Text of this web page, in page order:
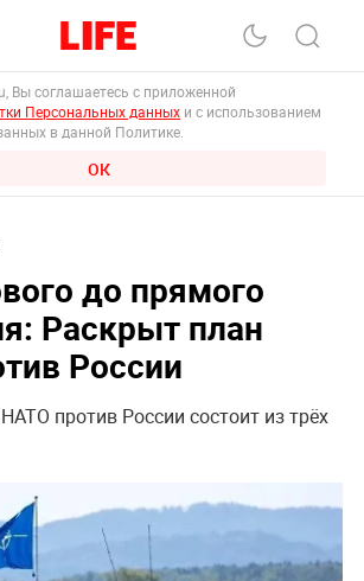
Вы соглашаетесь с приложенной
Персональных данных и с использованием
в данной Политике.
ОК
до прямого
Раскрыт план
России
против России состоит из трёх